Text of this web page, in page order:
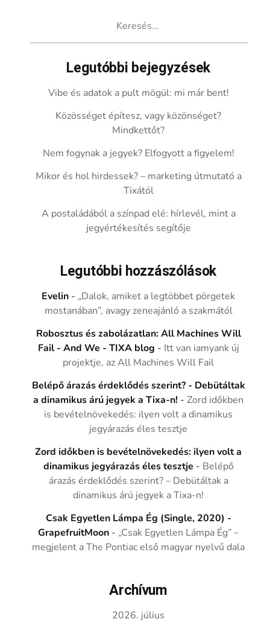
Legutóbbi bejegyzések
Vibe és adatok a pult mögül: mi már bent!
Közösséget építesz, vagy közönséget?
Mindkettőt?
Nem fogynak a jegyek? Elfogyott a figyelem!
Mikor és hol hirdessek? – marketing útmutató a
Tixától
A postaládából a színpad elé: hírlevél, mint a
jegyértékesítés segítője
Legutóbbi hozzászólások
Evelin - „Dalok, amiket a legtöbbet pörgetek
mostanában”, avagy zeneajánló a szakmától
Robosztus és zabolázatlan: All Machines Will
Fail - And We - TIXA blog - Itt van iamyank új
projektje, az All Machines Will Fail
Belépő árazás érdeklődés szerint? - Debütáltak
a dinamikus árú jegyek a Tixa-n! -Zord időkben
is bevételnövekedés: ilyen volt a dinamikus
jegyárazás éles tesztje
Zord időkben is bevételnövekedés: ilyen volt a
dinamikus jegyárazás éles tesztje - Belépő
árazás érdeklődés szerint? – Debütáltak a
dinamikus árú jegyek a Tixa-n!
Csak Egyetlen Lámpa Ég (Single, 2020) -
GrapefruitMoon - „Csak Egyetlen Lámpa Ég” –
megjelent a The Pontiac első magyar nyelvű dala
Archívum
2026. július